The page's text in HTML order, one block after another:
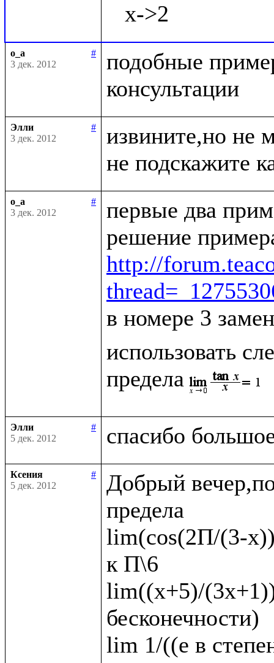
o_a
#
3 дек. 2012
подобные
Элли
#
3 дек. 2012
извините,но не
o_a
#
3 дек. 2012
первые два
http://
в номере 3
использовать
предела
Элли
#
5 дек. 2012
Ксения
#
5 дек. 2012
Добрый
предела
lim(cos(2П/(3-
к П\6
lim((х+5)/
бесконечности)